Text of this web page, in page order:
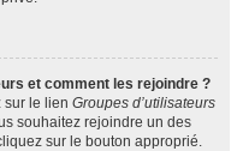
et comment les rejoindre ?
sur le lien Groupes d’utilisateurs
souhaitez rejoindre un des
sur le bouton approprié.